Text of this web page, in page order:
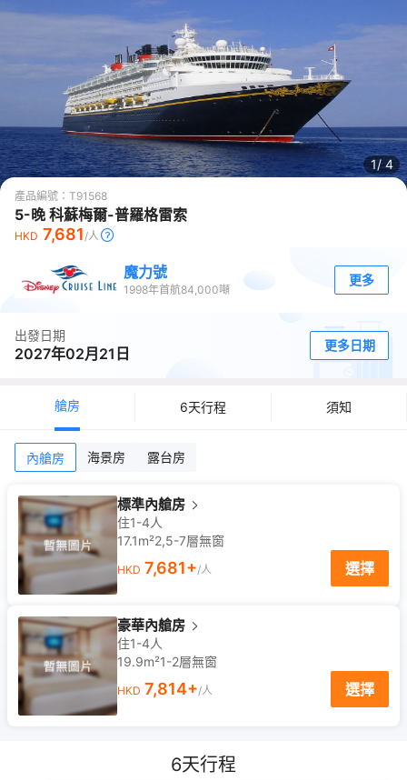
1/4
產品編號： T91568
5-晚 科蘇梅爾-普羅格雷索
HKD 7,681/人
魔力號
1998年首航84,000噸
更多
出發日期
2027年02月21日 更多日期
艙房 6天行程 須知
內艙房 海景房 露台房
標準內艙房
住1-4人
17.1m²2,5-7層無窗
HKD 7,681+/人 選擇
豪華內艙房
住1-4人
19.9m²1-2層無窗
HKD 7,814+/人 選擇
6天行程